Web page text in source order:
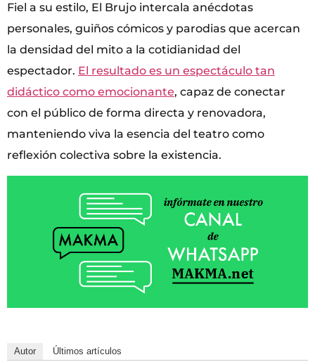
Fiel a su estilo, El Brujo intercala anécdotas
personales, guiños cómicos y parodias que acercan
la densidad del mito a la cotidianidad del
espectador. El resultado es un espectáculo tan
didáctico como emocionante, capaz de conectar
con el público de forma directa y renovadora,
manteniendo viva la esencia del teatro como
reflexión colectiva sobre la existencia.
Autor Últimos artículos